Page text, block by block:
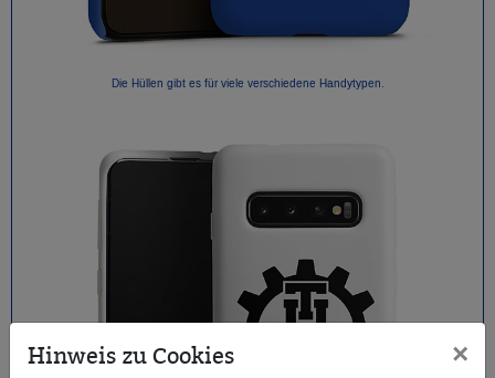
Die Hüllen gibt es für viele verschiedene Handytypen.
Hinweis zu Cookies ×